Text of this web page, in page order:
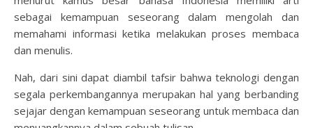
sebagai kemampuan seseorang dalam mengolah dan
memahami informasi ketika melakukan proses membaca
dan menulis.
Nah, dari sini dapat diambil tafsir bahwa teknologi dengan
segala perkembangannya merupakan hal yang berbanding
sejajar dengan kemampuan seseorang untuk membaca dan